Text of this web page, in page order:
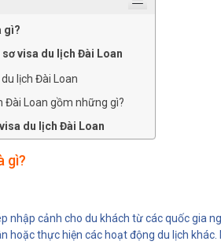
gì?
visa du lịch Đài Loan
lịch Đài Loan
Đài Loan gồm những gì?
du lịch Đài Loan
gì?
nhập cảnh cho du khách từ các quốc gia
hoặc thực hiện các hoạt động du lịch